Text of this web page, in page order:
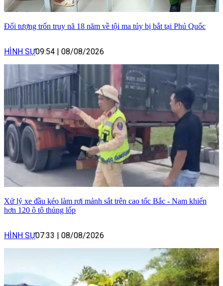
Đối tượng trốn truy nã 18 năm về tội ma túy bị bắt tại Phú Quốc
HÌNH SỰ09:54 08/08/2026
Xử lý xe đầu kéo làm rơi mảnh sắt trên cao tốc Bắc - Nam khiến
hơn 120 ô tô thủng lốp
HÌNH SỰ07:33 | 08/08/2026